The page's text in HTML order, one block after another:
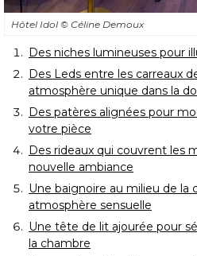
Hôtel Idol © Céline Demoux
Des niches lumineuses pour
Des Leds entre les carreaux
atmosphère unique dans la
Des patères alignées pour
votre pièce
Des rideaux qui couvrent les
nouvelle ambiance
Une baignoire au milieu de la
atmosphère sensuelle
Une tête de lit ajourée pour
la chambre